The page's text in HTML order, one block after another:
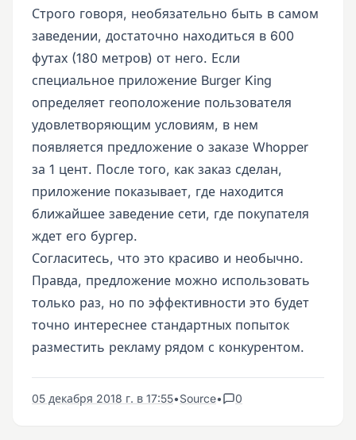
Строго говоря, необязательно быть в самом
заведении, достаточно находиться в 600
футах (180 метров) от него. Если
специальное приложение Burger King
определяет геоположение пользователя
удовлетворяющим условиям, в нем
появляется предложение о заказе Whopper
за 1 цент. После того, как заказ сделан,
приложение показывает, где находится
ближайшее заведение сети, где покупателя
ждет его бургер.
Согласитесь, что это красиво и необычно.
Правда, предложение можно использовать
только раз, но по эффективности это будет
точно интереснее стандартных попыток
разместить рекламу рядом с конкурентом.
05 декабря 2018 г. в 17:55•Source• 0